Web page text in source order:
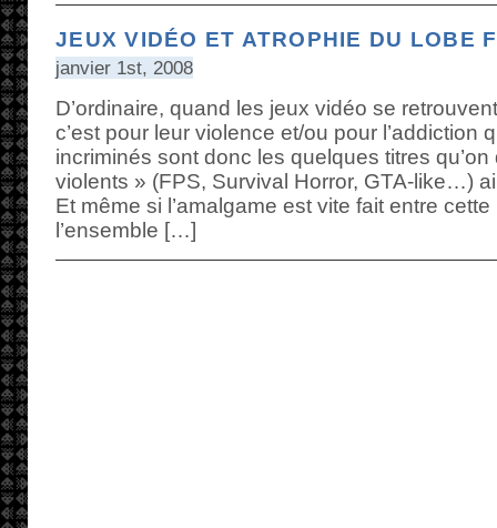
JEUX VIDÉO ET ATROPHIE DU LOBE
janvier 1st, 2008
D’ordinaire, quand les jeux vidéo se
c’est pour leur violence et/ou pour l’addiction
incriminés sont donc les quelques titres
violents » (FPS, Survival Horror, GTA-like…)
Et même si l’amalgame est vite fait entre
l’ensemble […]